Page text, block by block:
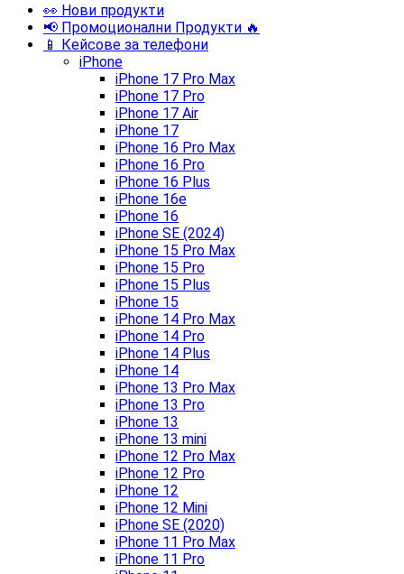
👀 Нови продукти
📢 Промоционални Продукти 🔥
📱 Кейсове за телефони
iPhone
iPhone 17 Pro Max
iPhone 17 Pro
iPhone 17 Air
iPhone 17
iPhone 16 Pro Max
iPhone 16 Pro
iPhone 16 Plus
iPhone 16e
iPhone 16
iPhone SE (2024)
iPhone 15 Pro Max
iPhone 15 Pro
iPhone 15 Plus
iPhone 15
iPhone 14 Pro Max
iPhone 14 Pro
iPhone 14 Plus
iPhone 14
iPhone 13 Pro Max
iPhone 13 Pro
iPhone 13
iPhone 13 mini
iPhone 12 Pro Max
iPhone 12 Pro
iPhone 12
iPhone 12 Mini
iPhone SE (2020)
iPhone 11 Pro Max
iPhone 11 Pro